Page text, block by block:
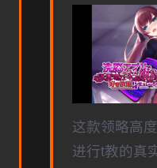
这款领略高
进行t教的真